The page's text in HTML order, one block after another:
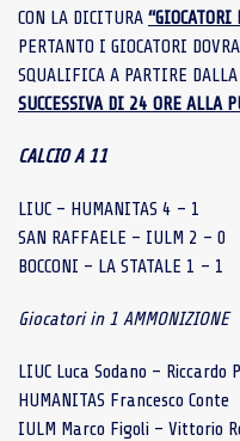
CON LA DICITURA
PERTANTO I GIOCATORI
SQUALIFICA A PARTIRE
SUCCESSIVA DI 24 ORE ALLA
CALCIO A 11
LIUC – HUMANITAS 4 – 1
SAN RAFFAELE – IULM 2 – 0
BOCCONI – LA STATALE 1 – 1
Giocatori in 1 AMMONIZIONE
LIUC Luca Sodano – Riccardo
HUMANITAS Francesco Conte
IULM Marco Figoli – Vittorio